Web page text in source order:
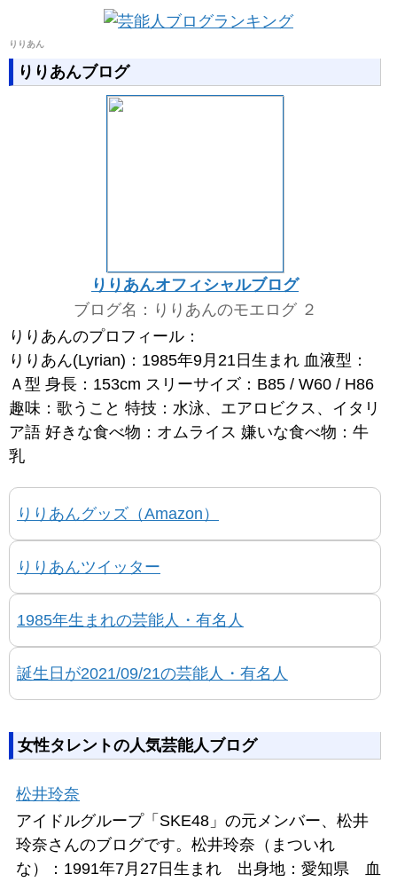
りりあん
りりあんブログ
りりあんオフィシャルブログ
ブログ名：りりあんのモエログ ２
りりあんのプロフィール：
りりあん(Lyrian)：1985年9月21日生まれ 血液型：
Ａ型 身長：153cm スリーサイズ：B85 / W60 / H86
趣味：歌うこと 特技：水泳、エアロビクス、イタリ
ア語 好きな食べ物：オムライス 嫌いな食べ物：牛
乳
りりあんグッズ（Amazon）
りりあんツイッター
1985年生まれの芸能人・有名人
誕生日が2021/09/21の芸能人・有名人
女性タレントの人気芸能人ブログ
松井玲奈
アイドルグループ「SKE48」の元メンバー、松井
玲奈さんのブログです。松井玲奈（まついれ
な）：1991年7月27日生まれ 出身地：愛知県 血